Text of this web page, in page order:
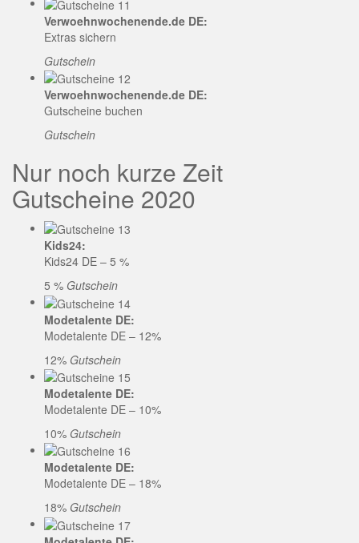
Verwoehnwochenende.de DE:
Extras sichern
Gutschein
Verwoehnwochenende.de DE:
Gutscheine buchen
Gutschein
Nur noch kurze Zeit
Gutscheine 2020
Kids24:
Kids24 DE – 5 %
5 % Gutschein
Modetalente DE:
Modetalente DE – 12%
12% Gutschein
Modetalente DE:
Modetalente DE – 10%
10% Gutschein
Modetalente DE:
Modetalente DE – 18%
18% Gutschein